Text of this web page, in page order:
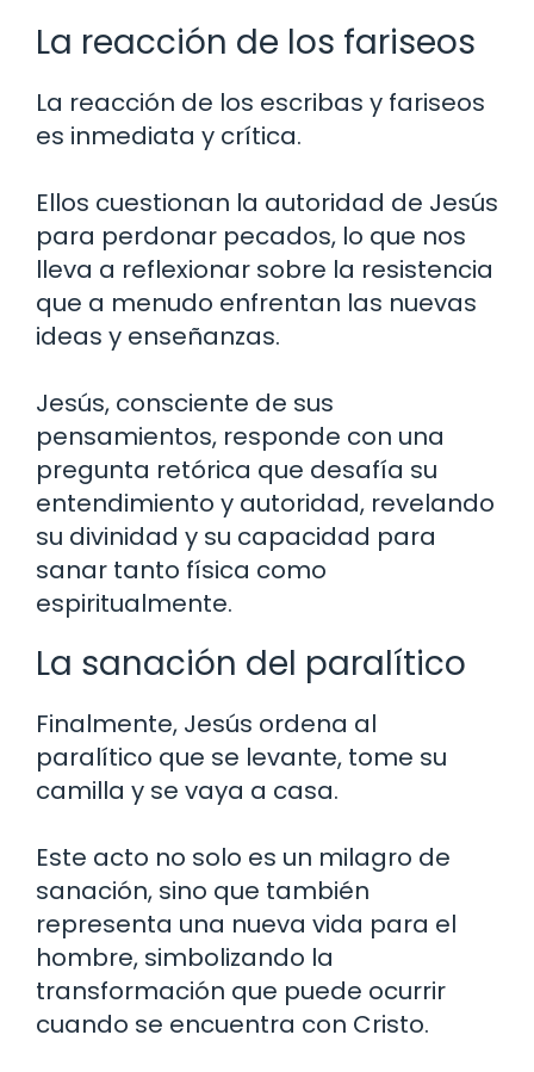
La reacción de los fariseos
La reacción de los escribas y fariseos
es inmediata y crítica.
Ellos cuestionan la autoridad de Jesús
para perdonar pecados, lo que nos
lleva a reflexionar sobre la resistencia
que a menudo enfrentan las nuevas
ideas y enseñanzas.
Jesús, consciente de sus
pensamientos, responde con una
pregunta retórica que desafía su
entendimiento y autoridad, revelando
su divinidad y su capacidad para
sanar tanto física como
espiritualmente.
La sanación del paralítico
Finalmente, Jesús ordena al
paralítico que se levante, tome su
camilla y se vaya a casa.
Este acto no solo es un milagro de
sanación, sino que también
representa una nueva vida para el
hombre, simbolizando la
transformación que puede ocurrir
cuando se encuentra con Cristo.